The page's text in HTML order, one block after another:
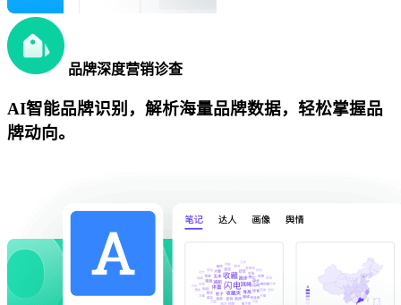
品牌深度营销诊查
AI智能品牌识别，解析海量品牌数据，轻松掌握品
牌动向。